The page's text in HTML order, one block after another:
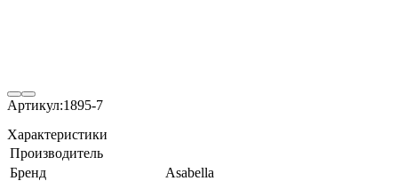
Артикул:1895-7
Характеристики
Производитель
Бренд
Asabella